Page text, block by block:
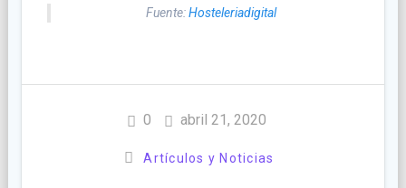
Fuente:Hosteleriadigital
0 abril 21, 2020
Artículos y Noticias